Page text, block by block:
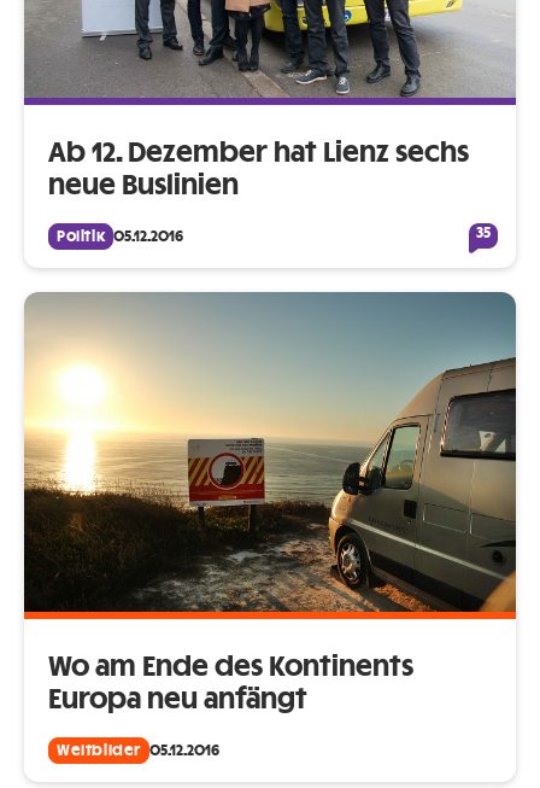
Ab 12. Dezember hat Lienz sechs
neue Buslinien
Politik 05.12.2016 35
Wo am Ende des Kontinents
Europa neu anfängt
Weltbilder 05.12.2016